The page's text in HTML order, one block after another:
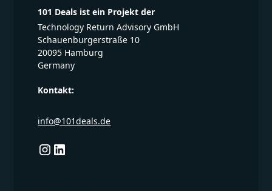
101 Deals ist ein Projekt der
Technology Return Advisory GmbH
Schauenburgerstraße 10
20095 Hamburg
Germany
Kontakt:
info@101deals.de